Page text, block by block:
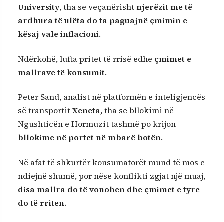
University, tha se veçanërisht njerëzit me të
ardhura të ulëta do ta paguajnë çmimin e
kësaj vale inflacioni.
Ndërkohë, lufta pritet të rrisë edhe çmimet e
mallrave të konsumit.
Peter Sand, analist në platformën e inteligjencës
së transportitXeneta, tha se bllokimi në
Ngushticën e Hormuzit tashmë po krijon
bllokime në portet në mbarë botën.
Në afat të shkurtër konsumatorët mund të mos e
ndiejnë shumë, por nëse konflikti zgjat një muaj,
disa mallra do të vonohen dhe çmimet e tyre
do të rriten.